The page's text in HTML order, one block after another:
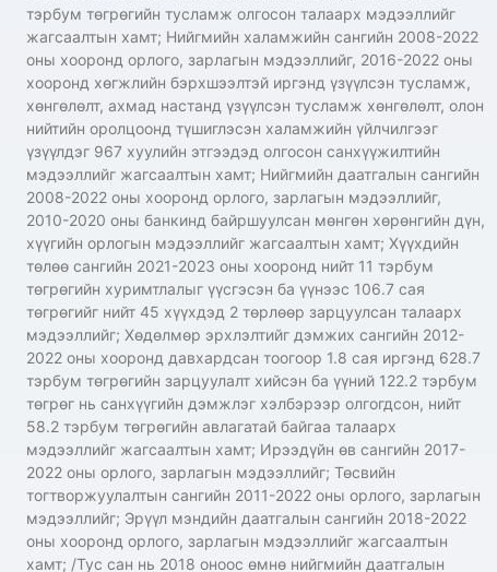
тэрбум төгрөгийн тусламж олгосон талаарх мэдээллийг
жагсаалтын хамт; Нийгмийн халамжийн сангийн 2008-2022
оны хооронд орлого, зарлагын мэдээллийг, 2016-2022 оны
хооронд хөгжлийн бэрхшээлтэй иргэнд үзүүлсэн тусламж,
хөнгөлөлт, ахмад настанд үзүүлсэн тусламж хөнгөлөлт, олон
нийтийн оролцоонд түшиглэсэн халамжийн үйлчилгээг
үзүүлдэг 967 хуулийн этгээдэд олгосон санхүүжилтийн
мэдээллийг жагсаалтын хамт; Нийгмийн даатгалын сангийн
2008-2022 оны хооронд орлого, зарлагын мэдээллийг,
2010-2020 оны банкинд байршуулсан мөнгөн хөрөнгийн дүн,
хүүгийн орлогын мэдээллийг жагсаалтын хамт; Хүүхдийн
төлөө сангийн 2021-2023 оны хооронд нийт 11 тэрбум
төгрөгийн хуримтлалыг үүсгэсэн ба үүнээс 106.7 сая
төгрөгийг нийт 45 хүүхдэд 2 төрлөөр зарцуулсан талаарх
мэдээллийг; Хөдөлмөр эрхлэлтийг дэмжих сангийн 2012-
2022 оны хооронд давхардсан тоогоор 1.8 сая иргэнд 628.7
тэрбум төгрөгийн зарцуулалт хийсэн ба үүний 122.2 тэрбум
төгрөг нь санхүүгийн дэмжлэг хэлбэрээр олгогдсон, нийт
58.2 тэрбум төгрөгийн авлагатай байгаа талаарх
мэдээллийг жагсаалтын хамт; Ирээдүйн өв сангийн 2017-
2022 оны орлого, зарлагын мэдээллийг; Төсвийн
тогтворжуулалтын сангийн 2011-2022 оны орлого, зарлагын
мэдээллийг; Эрүүл мэндийн даатгалын сангийн 2018-2022
оны хооронд орлого, зарлагын мэдээллийг жагсаалтын
хамт; /Тус сан нь 2018 оноос өмнө нийгмийн даатгалын